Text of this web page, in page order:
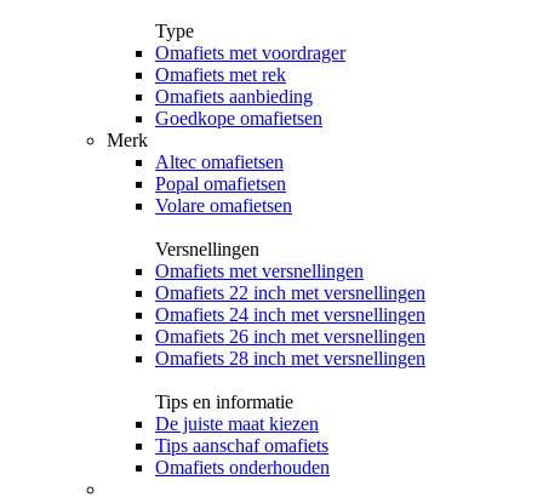
Type
Omafiets met voordrager
Omafiets met rek
Omafiets aanbieding
Goedkope omafietsen
Merk
Altec omafietsen
Popal omafietsen
Volare omafietsen
Versnellingen
Omafiets met versnellingen
Omafiets 22 inch met versnellingen
Omafiets 24 inch met versnellingen
Omafiets 26 inch met versnellingen
Omafiets 28 inch met versnellingen
Tips en informatie
De juiste maat kiezen
Tips aanschaf omafiets
Omafiets onderhouden